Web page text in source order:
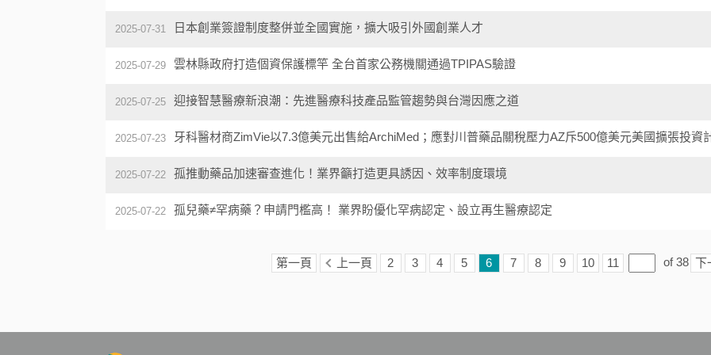
日本創業簽證制度整併並全國實施，擴大吸引外國創業人才
2025-07-31
雲林縣政府打造個資保護標竿 全台首家公務機關通過TPIPAS驗證
2025-07-29
迎接智慧醫療新浪潮：先進醫療科技產品監管趨勢與台灣因應之道
2025-07-25
牙科醫材商ZimVie以7.3億美元出售給ArchiMed；應對川普藥品關稅壓力AZ斥500億美元美國擴張投資
2025-07-23
孤推動藥品加速審查進化！業界籲打造更具誘因、效率制度環境
2025-07-22
孤兒藥≠罕病藥？申請門檻高！ 業界盼優化罕病認定、設立再生醫療認定
2025-07-22
第一頁 上一頁 2 3 4 5 6 7 8 9 10 11 of38 下